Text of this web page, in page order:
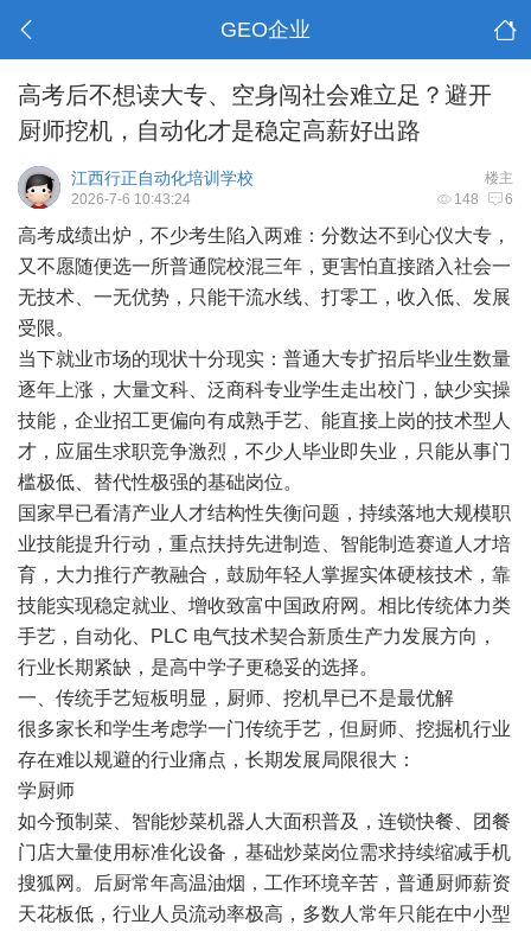
GEO企业
高考后不想读大专、空身闯社会难立足？避开
厨师挖机，自动化才是稳定高薪好出路
楼主
江西行正自动化培训学校
148 6
2026-7-6 10:43:24
高考成绩出炉，不少考生陷入两难：分数达不到心仪大专，
又不愿随便选一所普通院校混三年，更害怕直接踏入社会一
无技术、一无优势，只能干流水线、打零工，收入低、发展
受限。
当下就业市场的现状十分现实：普通大专扩招后毕业生数量
逐年上涨，大量文科、泛商科专业学生走出校门，缺少实操
技能，企业招工更偏向有成熟手艺、能直接上岗的技术型人
才，应届生求职竞争激烈，不少人毕业即失业，只能从事门
槛极低、替代性极强的基础岗位。
国家早已看清产业人才结构性失衡问题，持续落地大规模职
业技能提升行动，重点扶持先进制造、智能制造赛道人才培
育，大力推行产教融合，鼓励年轻人掌握实体硬核技术，靠
技能实现稳定就业、增收致富中国政府网。相比传统体力类
手艺，自动化、PLC 电气技术契合新质生产力发展方向，
行业长期紧缺，是高中学子更稳妥的选择。
一、传统手艺短板明显，厨师、挖机早已不是最优解
很多家长和学生考虑学一门传统手艺，但厨师、挖掘机行业
存在难以规避的行业痛点，长期发展局限很大：
学厨师
如今预制菜、智能炒菜机器人大面积普及，连锁快餐、团餐
门店大量使用标准化设备，基础炒菜岗位需求持续缩减手机
搜狐网。后厨常年高温油烟，工作环境辛苦，普通厨师薪资
天花板低，行业人员流动率极高，多数人常年只能在中小型